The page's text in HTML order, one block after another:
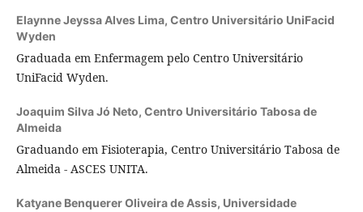
Elaynne Jeyssa Alves Lima, Centro Universitário UniFacid
Wyden
Graduada em Enfermagem pelo Centro Universitário
UniFacid Wyden.
Joaquim Silva Jó Neto, Centro Universitário Tabosa de
Almeida
Graduando em Fisioterapia, Centro Universitário Tabosa de
Almeida - ASCES UNITA.
Katyane Benquerer Oliveira de Assis, Universidade